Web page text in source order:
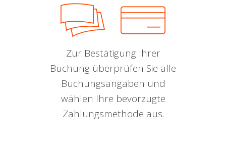
Zur Bestätigung Ihrer
Buchung überprüfen Sie alle
Buchungsangaben und
wählen Ihre bevorzugte
Zahlungsmethode aus.